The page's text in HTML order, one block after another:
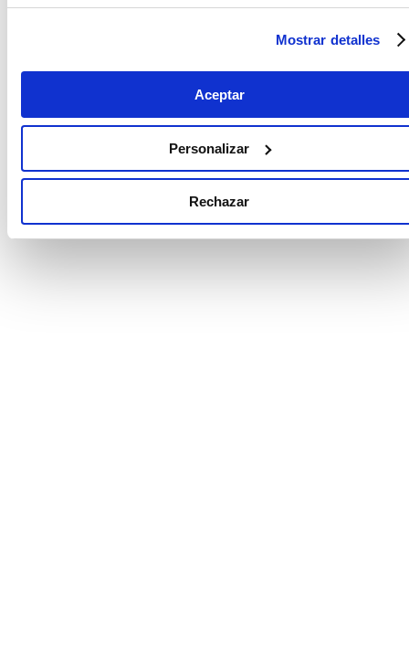
Mostrar detalles
Aceptar
Personalizar
Rechazar